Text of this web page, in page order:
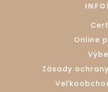
Online
Zásady